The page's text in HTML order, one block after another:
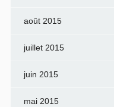
août 2015
juillet 2015
juin 2015
mai 2015